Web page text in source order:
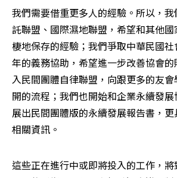
我們需要借重更多人的經驗。所以，
託聯盟、國際濕地聯盟，希望和其他
棲地保存的經驗；我們爭取中華民國
年的義務協助，希望進一步改善協會
入民間團體自律聯盟，向跟更多的友
開的流程；我們也開始和企業永續發
展出民間團體版的永續發展報告書，
相關資訊。
這些正在進行中或即將投入的工作，